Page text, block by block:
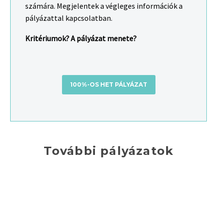
számára. Megjelentek a végleges információk a
pályázattal kapcsolatban.
Kritériumok? A pályázat menete?
100%-OS HET PÁLYÁZAT
További pályázatok